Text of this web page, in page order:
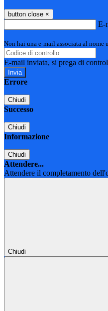
button close ×
E-
Non hai una e-mail associata al nome
E-mail inviata, si prega di
Errore
Chiudi
Successo
Chiudi
Informazione
Chiudi
Attendere...
Attendere il completamento
Chiudi